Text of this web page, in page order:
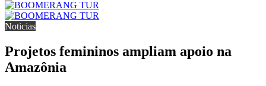
Noticias
Projetos femininos ampliam apoio na
Amazônia